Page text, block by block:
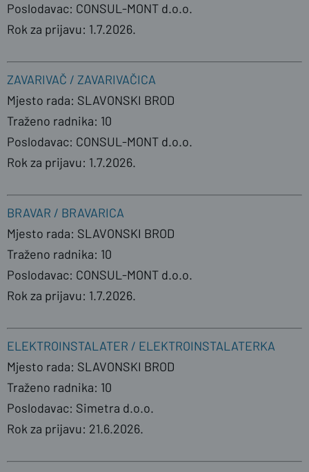
Poslodavac: CONSUL-MONT d.o.o.
Rok za prijavu: 1.7.2026.
ZAVARIVAČ / ZAVARIVAČICA
Mjesto rada: SLAVONSKI BROD
Traženo radnika: 10
Poslodavac: CONSUL-MONT d.o.o.
Rok za prijavu: 1.7.2026.
BRAVAR / BRAVARICA
Mjesto rada: SLAVONSKI BROD
Traženo radnika: 10
Poslodavac: CONSUL-MONT d.o.o.
Rok za prijavu: 1.7.2026.
ELEKTROINSTALATER / ELEKTROINSTALATERKA
Mjesto rada: SLAVONSKI BROD
Traženo radnika: 10
Poslodavac: Simetra d.o.o.
Rok za prijavu: 21.6.2026.